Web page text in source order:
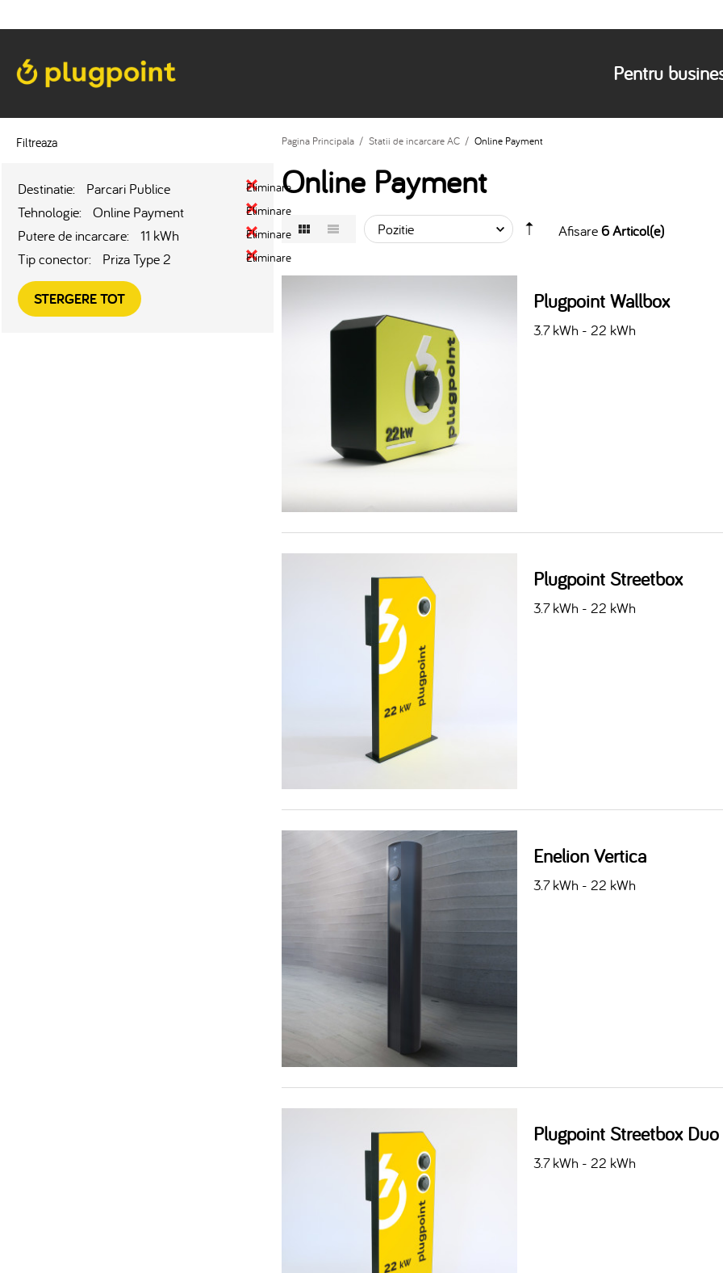
Pentru
Filtreaza
Destinatie: Parcari Publice Eliminare
Tehnologie: Online Payment Eliminare
Putere de incarcare: 11 kWh Eliminare
Tip conector: Priza Type 2 Eliminare
STERGERE TOT
Pagina Principala / Statii de incarcare AC / Online Payment
Online Payment
Afisare6 Articol(e)
Plugpoint Wallbox
3.7 kWh - 22 kWh
Plugpoint Streetbox
3.7 kWh - 22 kWh
Enelion Vertica
3.7 kWh - 22 kWh
Plugpoint Streetbox Duo
3.7 kWh - 22 kWh